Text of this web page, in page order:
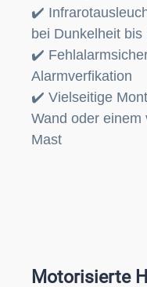
✔️
bei Dunkelheit bis
✔️
Alarmverfikation
✔️ Vielseitige
Wand oder einem
Mast
Motorisierte